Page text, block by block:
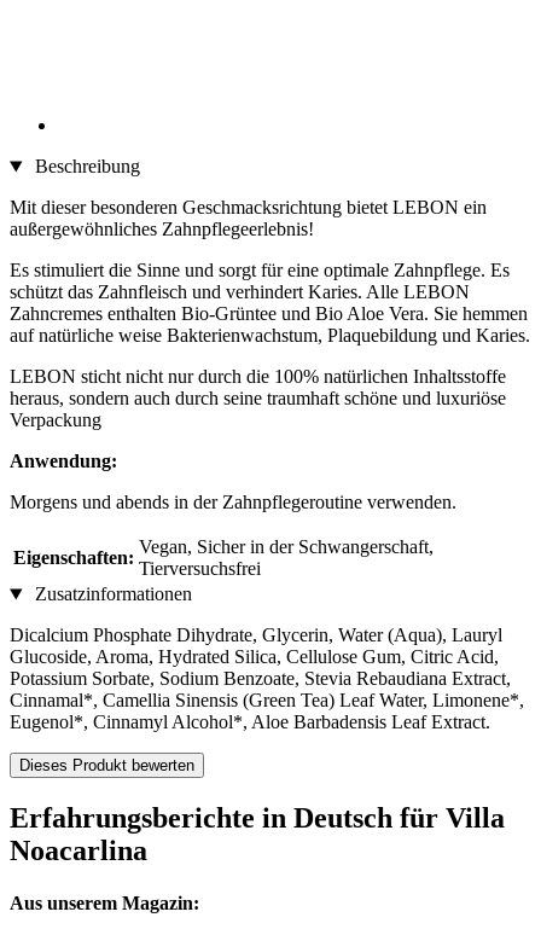
Beschreibung
Mit dieser besonderen Geschmacksrichtung bietet LEBON ein
außergewöhnliches Zahnpflegeerlebnis!
Es stimuliert die Sinne und sorgt für eine optimale Zahnpflege. Es
schützt das Zahnfleisch und verhindert Karies. Alle LEBON
Zahncremes enthalten Bio-Grüntee und Bio Aloe Vera. Sie hemmen
auf natürliche weise Bakterienwachstum, Plaquebildung und Karies.
LEBON sticht nicht nur durch die 100% natürlichen Inhaltsstoffe
heraus, sondern auch durch seine traumhaft schöne und luxuriöse
Verpackung
Anwendung:
Morgens und abends in der Zahnpflegeroutine verwenden.
Eigenschaften:
Vegan, Sicher in der Schwangerschaft,
Tierversuchsfrei
Zusatzinformationen
Dicalcium Phosphate Dihydrate, Glycerin, Water (Aqua), Lauryl
Glucoside, Aroma, Hydrated Silica, Cellulose Gum, Citric Acid,
Potassium Sorbate, Sodium Benzoate, Stevia Rebaudiana Extract,
Cinnamal*, Camellia Sinensis (Green Tea) Leaf Water, Limonene*,
Eugenol*, Cinnamyl Alcohol*, Aloe Barbadensis Leaf Extract.
Dieses Produkt bewerten
Erfahrungsberichte in Deutsch für Villa
Noacarlina
Aus unserem Magazin: